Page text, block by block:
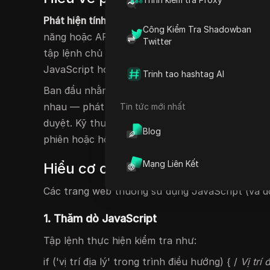
Công Kiểm Tra Shadowban
Twitter
Trinh tao hashtag AI
Tin tức mới nhất
Blog
Mạng Liên Kết
Phát hiện tính năng trình duyệt
năng hoặc API được trình duyệt của bạn hỗ
tập lệnh chủ động "thăm dò" để xác định xem
JavaScript hoặc thậm chí truy cập phần cứng
Ban đầu nhằm tăng cường khả năng tương
nhau — phát hiện tính năng cũng đã trở thành
duyệt. Kỹ thuật này hỗ trợ các trang web xác
phiên hoặc hồ sơ khác nhau, do đó làm dấy lên
Hiểu cơ chế phát hiện tính năng
Các trang web thường sử dụng JavaScript (và
1. Thăm dò JavaScript
Tập lệnh thực hiện kiểm tra như:
if ('vị trí địa lý' trong trình điều hướng) { / Vị trí